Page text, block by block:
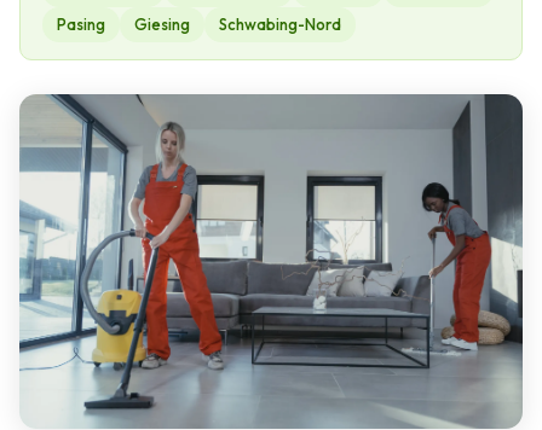
Pasing
Giesing Schwabing-Nord